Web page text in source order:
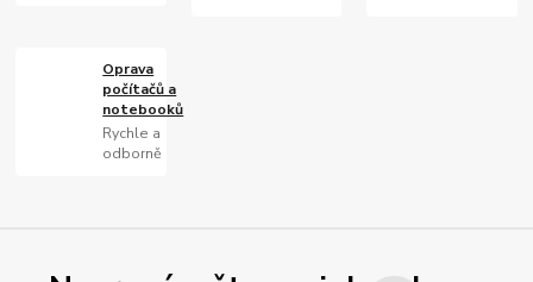
Oprava
počítačů a
notebooků
Rychle a
odborně